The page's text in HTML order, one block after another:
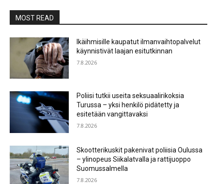
MOST READ
Ikäihmisille kaupatut ilmanvaihtopalvelut
käynnistivät laajan esitutkinnan
7.8.2026
Poliisi tutkii useita seksuaalirikoksia
Turussa – yksi henkilö pidätetty ja
esitetään vangittavaksi
7.8.2026
Skootterikuskit pakenivat poliisia Oulussa
– ylinopeus Siikalatvalla ja rattijuoppo
Suomussalmella
7.8.2026